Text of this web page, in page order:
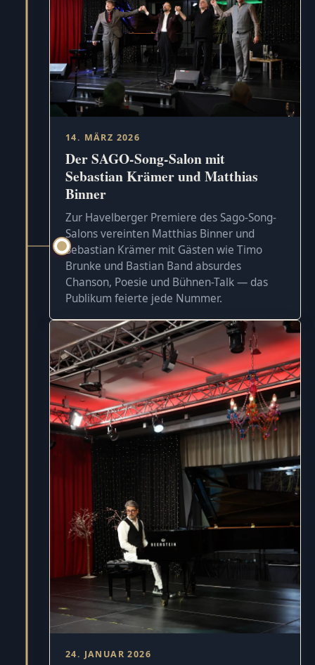
14. MÄRZ 2026
Der SAGO-Song-Salon mit
Sebastian Krämer und Matthias
Binner
Zur Havelberger Premiere des Sago-Song-
Salons vereinten Matthias Binner und
Sebastian Krämer mit Gästen wie Timo
Brunke und Bastian Band absurdes
Chanson, Poesie und Bühnen-Talk — das
Publikum feierte jede Nummer.
24. JANUAR 2026